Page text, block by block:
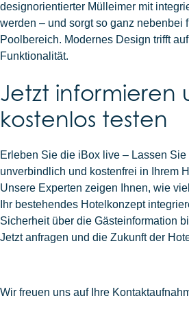
designorientierter Mülleimer mit
werden – und sorgt so ganz nebenbei
Poolbereich. Modernes Design trifft
Funktionalität.
Jetzt informieren
kostenlos testen
Erleben Sie die iBox live – Lassen
unverbindlich und kostenfrei in Ihrem
Unsere Experten zeigen Ihnen, wie
Ihr bestehendes Hotelkonzept
Sicherheit über die Gästeinformation
Jetzt anfragen und die Zukunft der
Wir freuen uns auf Ihre